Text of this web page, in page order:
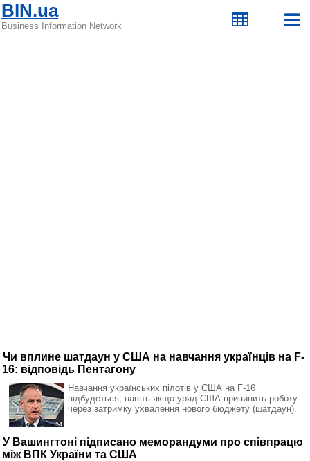
BIN.ua
Business Information Network
Чи вплине шатдаун у США на навчання українців на F-
16: відповідь Пентагону
Навчання українських пілотів у США на F-16
відбудеться, навіть якщо уряд США припинить роботу
через затримку ухвалення нового бюджету (шатдаун).
У Вашингтоні підписано меморандуми про співпрацю
між ВПК України та США